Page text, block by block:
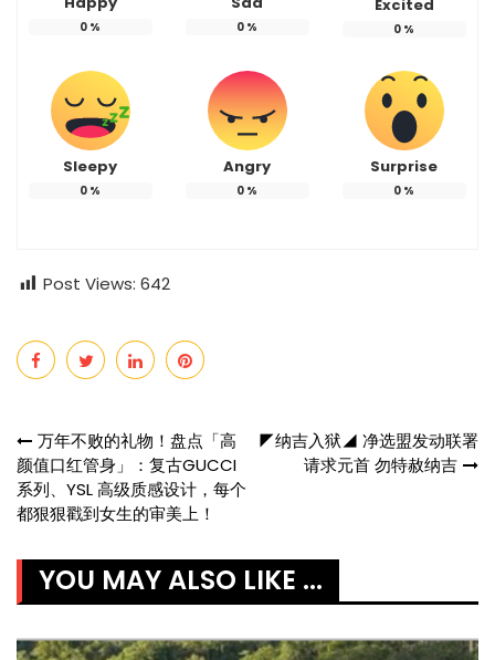
0 % 0 %
Excited
0 %
Sleepy
0 %
Angry
0 %
Surprise
0 %
Post Views: 642
Post
navigation
万年不败的礼物！盘点「高
颜值口红管身」：复古GUCCI
系列、YSL 高级质感设计，每个
都狠狠戳到女生的审美上！
◤纳吉入狱◢ 净选盟发动联署
请求元首 勿特赦纳吉
YOU MAY ALSO LIKE ...